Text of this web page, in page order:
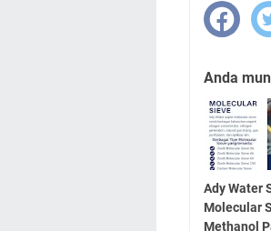
Anda
Ady Water
Molecular
Methanol